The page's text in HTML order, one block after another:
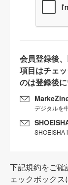
会員登録後
項目はチェ
のは登録後
デジタルを
SHOEISHA
下記規約をご
ェックボックス